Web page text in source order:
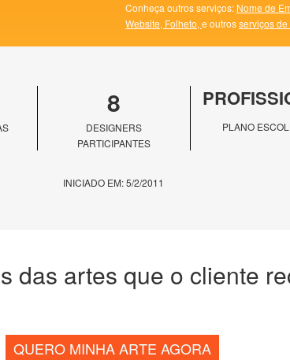
Conheça outros serviços: Nome de
Website, Folheto, e outrosserviços
8
DESIGNERS
PARTICIPANTES
PLANO
INICIADO EM: 5/2/2011
das artes que o cliente
QUERO MINHA ARTE AGORA